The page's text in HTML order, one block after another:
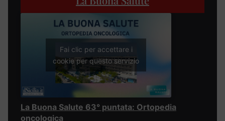
Fai clic per accettare i
cookie per questo servizio
La Buona Salute 63° puntata: Ortopedia
oncologica